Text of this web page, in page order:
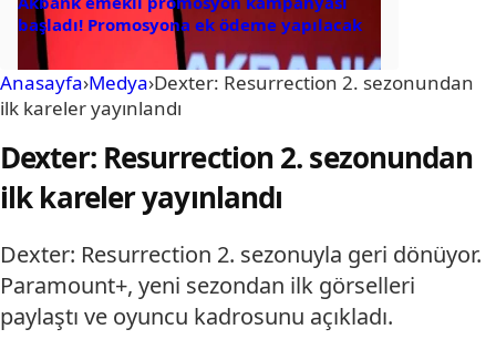
başladı! Promosyona ek ödeme yapılacak
Anasayfa›Medya›Dexter: Resurrection 2. sezonundan
ilk kareler yayınlandı
Dexter: Resurrection 2. sezonundan
ilk kareler yayınlandı
Dexter: Resurrection 2. sezonuyla geri dönüyor.
Paramount+, yeni sezondan ilk görselleri
paylaştı ve oyuncu kadrosunu açıkladı.